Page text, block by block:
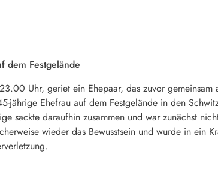
dem Festgelände
Uhr, geriet ein Ehepaar, das zuvor
jährige Ehefrau auf dem Festgelände in den
sackte daraufhin zusammen und war zunächst
wieder das Bewusstsein und wurde in ein